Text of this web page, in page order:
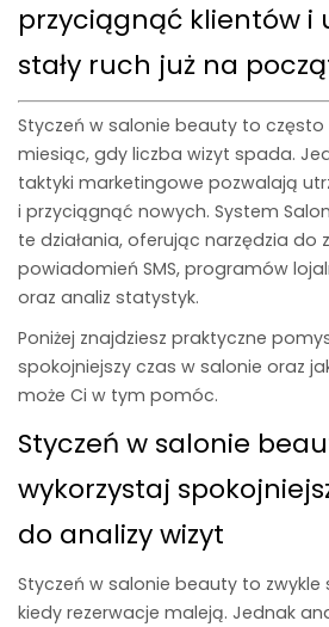
przyciągnąć klientów i
stały ruch już na
Styczeń w salonie beauty to często
miesiąc, gdy liczba wizyt spada.
taktyki marketingowe pozwalają
i przyciągnąć nowych. System
te działania, oferując narzędzia do
powiadomień SMS, programów
oraz analiz statystyk.
Poniżej znajdziesz praktyczne
spokojniejszy czas w salonie oraz
może Ci w tym pomóc.
Styczeń w salonie
wykorzystaj
do analizy wizyt
Styczeń w salonie beauty to zwykle
kiedy rezerwacje maleją. Jednak